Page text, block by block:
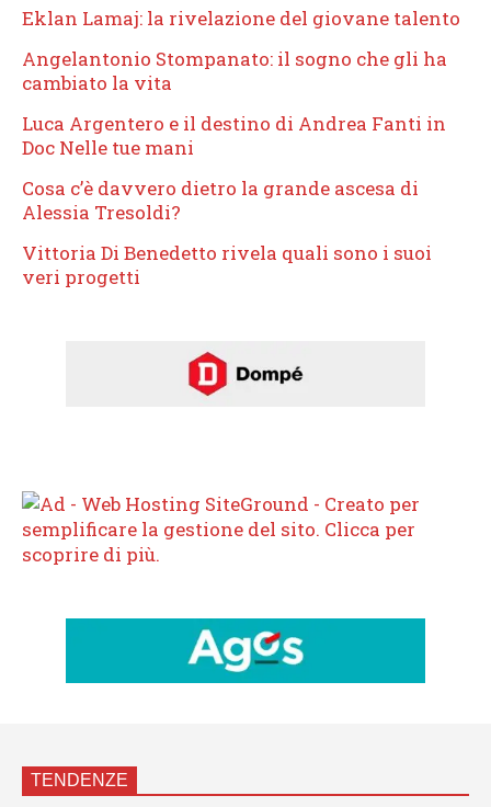
Eklan Lamaj: la rivelazione del giovane talento
Angelantonio Stompanato: il sogno che gli ha
cambiato la vita
Luca Argentero e il destino di Andrea Fanti in
Doc Nelle tue mani
Cosa c’è davvero dietro la grande ascesa di
Alessia Tresoldi?
Vittoria Di Benedetto rivela quali sono i suoi
veri progetti
TENDENZE